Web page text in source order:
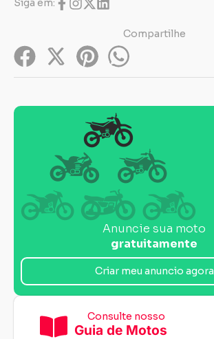
Siga em:
Compartilhe
Anuncie sua moto
gratuitamente
Criar meu anuncio agora
Consulte nosso
Guia de Motos